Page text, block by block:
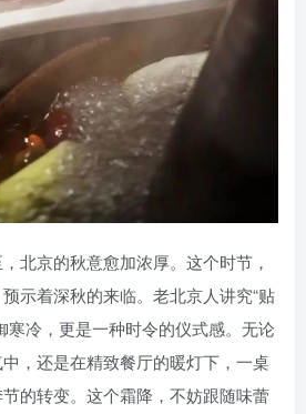
北京的秋意愈加浓厚。这个时节，
示着深秋的来临。老北京人讲究“贴
寒冷，更是一种时令的仪式感。无论
，还是在精致餐厅的暖灯下，一桌
的转变。这个霜降，不妨跟随味蕾